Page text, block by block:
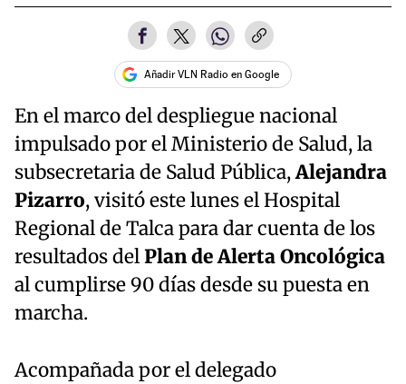
Añadir VLN Radio en Google
En el marco del despliegue nacional
impulsado por el Ministerio de Salud, la
subsecretaria de Salud Pública,Alejandra
Pizarro, visitó este lunes el Hospital
Regional de Talca para dar cuenta de los
resultados delPlan de Alerta Oncológica
al cumplirse 90 días desde su puesta en
marcha.
Acompañada por el delegado